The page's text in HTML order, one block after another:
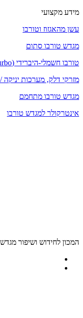
מידע מקצועי
עשן מהאגזוז וטורבו
מגדש טורבו סתום
טורבו חשמלי-היברידי (E-Turbo)
מזרקי דלק, מערכות
מגדש טורבו מתחמם
אינטרקולר למגדש טורבו
המכון לחידוש ושיפור